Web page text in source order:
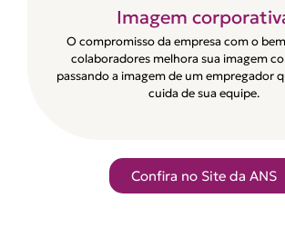
Imagem
O compromisso da empresa com o
colaboradores melhora sua imagem
passando a imagem de um empregador
cuida de sua equipe.
Confira no Site da ANS